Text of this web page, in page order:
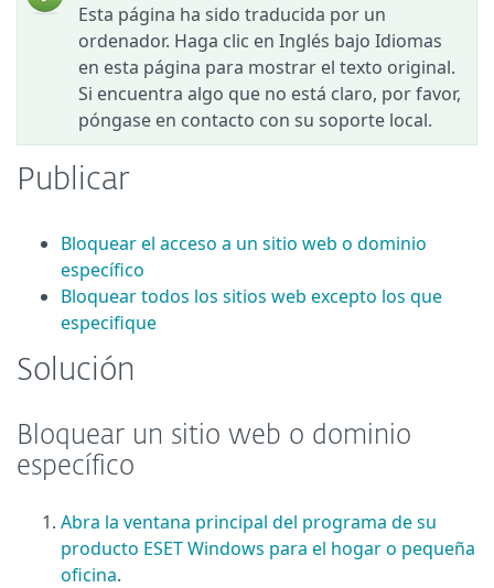
Esta página ha sido traducida por un
ordenador. Haga clic en Inglés bajo Idiomas
en esta página para mostrar el texto original.
Si encuentra algo que no está claro, por favor,
póngase en contacto con su soporte local.
Publicar
Bloquear el acceso a un sitio web o dominio
específico
Bloquear todos los sitios web excepto los que
especifique
Solución
Bloquear un sitio web o dominio
específico
Abra la ventana principal del programa de su
producto ESET Windows para el hogar o pequeña
oficina.